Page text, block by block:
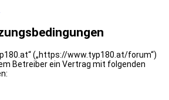
(„https://www.typ180.at/forum“)
Betreiber ein Vertrag mit folgenden